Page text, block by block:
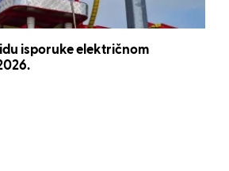
isporuke električnom